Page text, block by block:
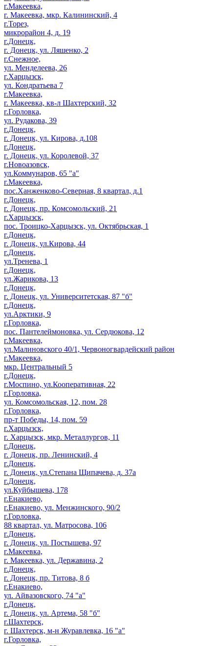
г.Макеевка,
г. Макеевка, мкр. Калининский, 4
г.Торез,
микрорайон 4, д. 19
г.Донецк,
г. Донецк, ул. Ляшенко, 2
г.Снежное,
ул. Менделеева, 26
г.Харцызск,
ул. Кондратьева 7
г.Макеевка,
г. Макеевка, кв-л Шахтерский, 32
г.Горловка,
ул. Рудакова, 39
г.Донецк,
г. Донецк, ул. Кирова, д.108
г.Донецк,
г. Донецк, ул. Королевой, 37
г.Новоазовск,
ул.Коммунаров, 65 "а"
г.Макеевка,
пос.Ханженково-Северная, 8 квартал, д.1
г.Донецк,
г. Донецк, пр. Комсомольский, 21
г.Харцызск,
пос. Троицко-Харцызск, ул. Октябрьская, 1
г.Донецк,
г. Донецк, ул.Кирова, 44
г.Донецк,
ул.Тренева, 1
г.Донецк,
ул.Жарикова, 13
г.Донецк,
г. Донецк, ул. Университетская, 87 "б"
г.Донецк,
ул.Арктики, 9
г.Горловка,
пос. Пантелеймоновка, ул. Сердюкова, 12
г.Макеевка,
ул.Малиновского 40/1, Червоногвардейский район
г.Макеевка,
мкр. Центральный 5
г.Донецк,
г.Моспино, ул.Кооперативная, 22
г.Горловка,
ул. Комсомольская, 12, пом. 28
г.Горловка,
пр-т Победы, 14, пом. 59
г.Харцызск,
г. Харцызск, мкр. Металлургов, 11
г.Донецк,
г. Донецк, пр. Ленинский, 4
г.Донецк,
г. Донецк, ул.Степана Щипачева, д. 37а
г.Донецк,
ул.Куйбышева, 178
г.Енакиево,
г.Енакиево, ул. Менжинского, 90/2
г.Горловка,
88 квартал, ул. Матросова, 106
г.Донецк,
г. Донецк, ул. Постышева, 97
г.Макеевка,
г. Макеевка, ул. Державина, 2
г.Донецк,
г. Донецк, пр. Титова, 8 б
г.Енакиево,
ул. Айвазовского, 74 "а"
г.Донецк,
г. Донецк, ул. Артема, 58 "б"
г.Шахтерск,
г. Шахтерск, м-н Журавлевка, 16 "а"
г.Горловка,